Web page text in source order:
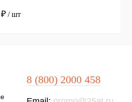
/ шт
8 (800) 2000 458